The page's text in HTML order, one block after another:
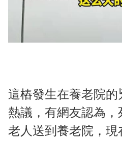
這樁發生在養老院的
熱議，有網友認為
老人送到養老院，現